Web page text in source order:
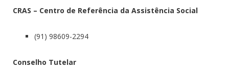
CRAS – Centro de Referência da Assistência Social
(91) 98609-2294
Conselho Tutelar